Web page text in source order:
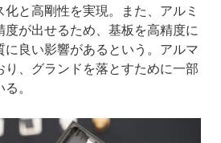
と高剛性を実現。また、アルミ
が出せるため、基板を高精度に
に良い影響があるという。アルマ
り、グランドを落とすために一部
。